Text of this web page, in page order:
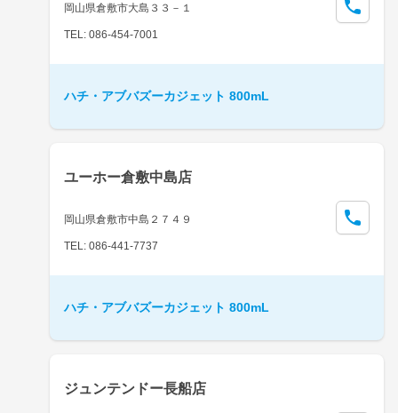
岡山県倉敷市大島３３－１
TEL: 086-454-7001
ハチ・アブバズーカジェット 800mL
ユーホー倉敷中島店
岡山県倉敷市中島２７４９
TEL: 086-441-7737
ハチ・アブバズーカジェット 800mL
ジュンテンドー長船店